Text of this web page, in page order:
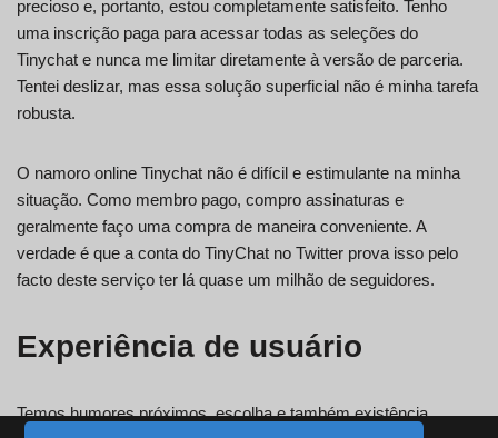
precioso e, portanto, estou completamente satisfeito. Tenho
uma inscrição paga para acessar todas as seleções do
Tinychat e nunca me limitar diretamente à versão de parceria.
Tentei deslizar, mas essa solução superficial não é minha tarefa
robusta.
O namoro online Tinychat não é difícil e estimulante na minha
situação. Como membro pago, compro assinaturas e
geralmente faço uma compra de maneira conveniente. A
verdade é que a conta do TinyChat no Twitter prova isso pelo
facto deste serviço ter lá quase um milhão de seguidores.
Experiência de usuário
Temos humores próximos, escolha e também existência.